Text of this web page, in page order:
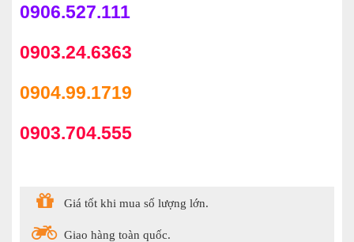
0906.527.111
0903.24.6363
0904.99.1719
0903.704.555
Giá tốt khi mua số lượng lớn.
Giao hàng toàn quốc.